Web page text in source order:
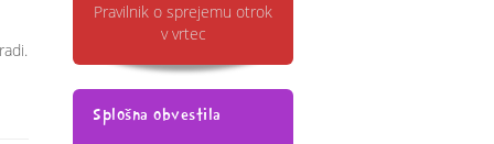
Pravilnik o sprejemu otrok
v vrtec
Splošna obvestila